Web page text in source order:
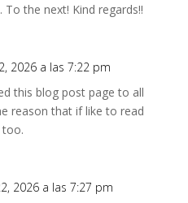
To the next! Kind regards!!
2026 a las 7:22 pm
this blog post page to all
reason that if like to read
too.
2026 a las 7:27 pm